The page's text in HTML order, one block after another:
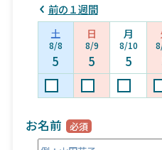
前の１週間
土
8/8
5
日
8/9
5
月
8/10
5
お名前